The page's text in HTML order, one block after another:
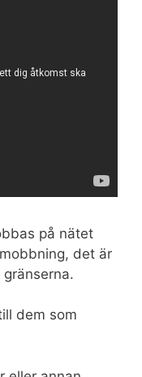
på nätet
det är
dem som